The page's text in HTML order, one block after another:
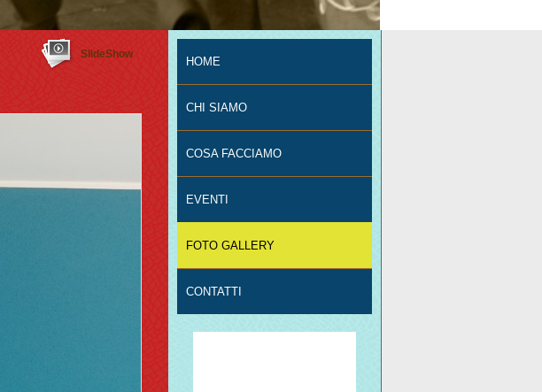
SlideShow
HOME
CHI SIAMO
COSA FACCIAMO
EVENTI
FOTO GALLERY
CONTATTI